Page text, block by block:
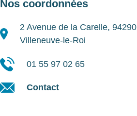
Nos coordonnées
2 Avenue de la Carelle, 94290
Villeneuve-le-Roi
01 55 97 02 65
Contact